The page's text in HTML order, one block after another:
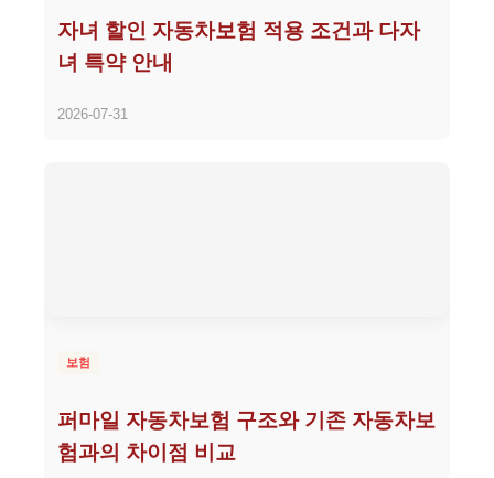
자녀 할인 자동차보험 적용 조건과 다자
녀 특약 안내
2026-07-31
보험
퍼마일 자동차보험 구조와 기존 자동차보
험과의 차이점 비교